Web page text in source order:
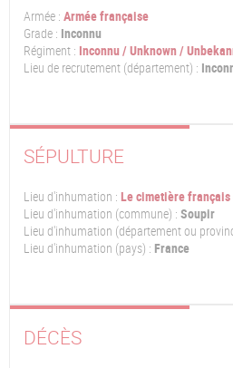
Armée : Armée française
Grade : Inconnu
Régiment : Inconnu / Unknown /
Lieu de recrutement (département) :
SÉPULTURE
Lieu d'inhumation : Le cimetière français
Lieu d'inhumation (commune) : Soupir
Lieu d'inhumation (département ou
Lieu d'inhumation (pays) : France
DÉCÈS